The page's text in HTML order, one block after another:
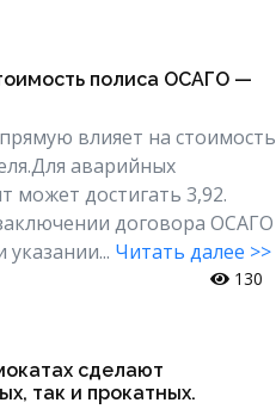
полиса ОСАГО —
влияет на стоимость
аварийных
может достигать 3,92.
договора ОСАГО
Читать далее >>
130
сделают
так и прокатных.